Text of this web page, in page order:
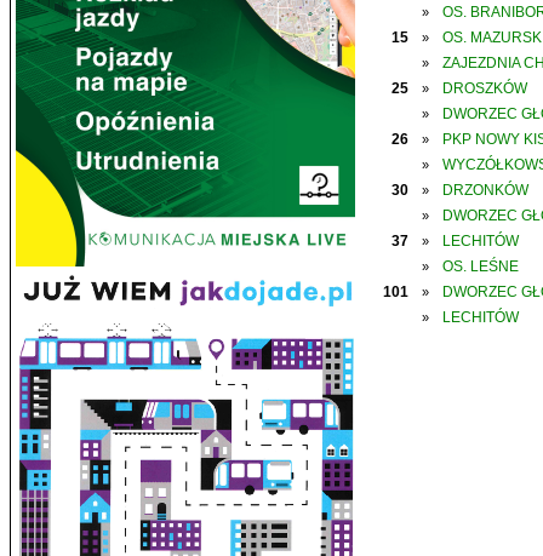
»
OS.
15
» OS.
»
ZAJEZDNIA
25
» DROSZKÓW
»
DWORZEC
26
» PKP NOWY
»
30
» DRZONKÓW
»
DWORZEC
37
» LECHITÓW
»
OS. LEŚNE
101
» DWORZEC
» LECHITÓW